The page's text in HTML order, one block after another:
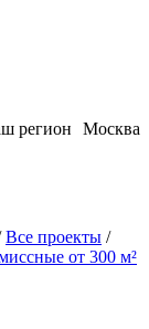
Москва
регион
Все проекты /
от 300 м²